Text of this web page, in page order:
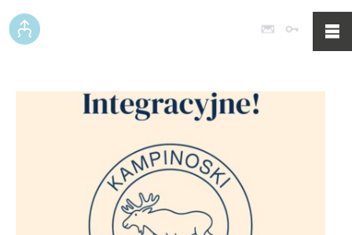
Poczta